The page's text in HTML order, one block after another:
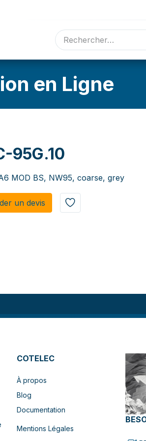
Sélection en ligne Contact
en Ligne
95G.10
MOD BS, NW95, coarse, grey
un de​​vis​​
COTELEC
À propos
Blog
Documentation
Mentions Légales